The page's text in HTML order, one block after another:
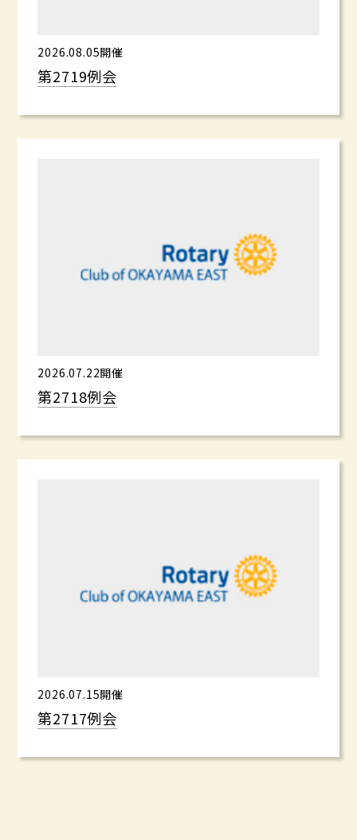
2026.08.05開催
第2719例会
2026.07.22開催
第2718例会
2026.07.15開催
第2717例会